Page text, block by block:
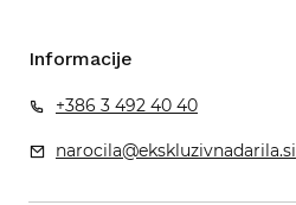
Informacije
+386 3 492 40 40
narocila@ekskluzivnadarila.si